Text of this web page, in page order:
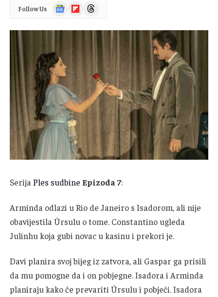
Follow Us
Google
News
FlipboardThreads
SerijaPles sudbine Epizoda 7:
Arminda odlazi u Rio de Janeiro s Isadorom, ali nije
obavijestila Úrsulu o tome. Constantino ugleda
Julinhu koja gubi novac u kasinu i prekori je.
Davi planira svoj bijeg iz zatvora, ali Gaspar ga prisili
da mu pomogne da i on pobjegne. Isadora i Arminda
planiraju kako će prevariti Úrsulu i pobjeći. Isadora